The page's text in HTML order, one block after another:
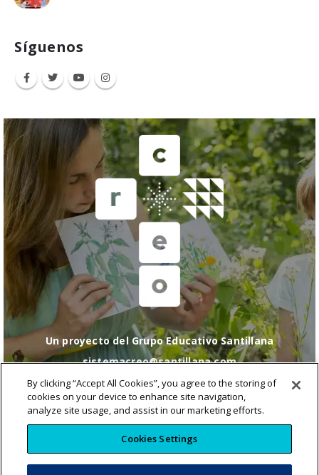
Síguenos
Un proyecto del Grupo Educativo Santillana
sistemacreo@santillana.com
Política de cookies|Configuración de cookies
Política de Privacidad|Condiciones de uso
de RRSS
By clicking “Accept All Cookies”, you agree to the storing of
cookies on your device to enhance site navigation,
analyze site usage, and assist in our marketing efforts.
Cookies Settings